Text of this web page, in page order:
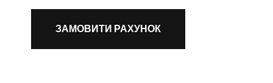
ЗАМОВИТИ РАХУНОК